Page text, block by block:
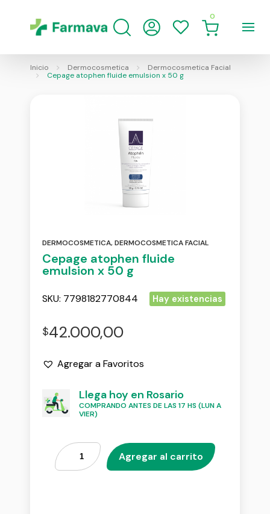
0
Inicio Dermocosmetica
Dermocosmetica Facial
Cepage atophen fluide emulsion x 50 g
DERMOCOSMETICA,DERMOCOSMETICA FACIAL
Cepage atophen fluide
emulsion x 50 g
SKU: 7798182770844 Hay existencias
$42.000,00
Agregar a Favoritos
Llega hoy en Rosario
COMPRANDO ANTES DE LAS 17 HS (LUN A
VIER)
Agregar al carrito